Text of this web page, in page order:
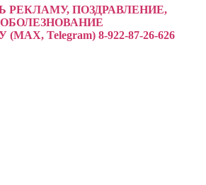
РЕКЛАМУ, ПОЗДРАВЛЕНИЕ,
Telegram) 8-922-87-26-626